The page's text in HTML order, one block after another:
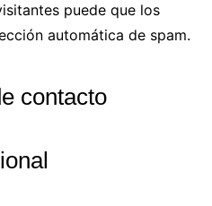
puede que los
automática de spam.
contacto